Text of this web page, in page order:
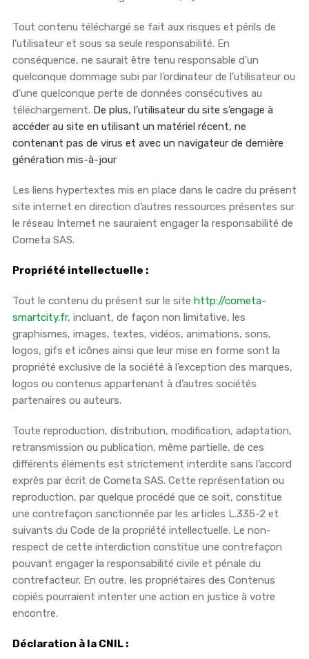
Tout contenu téléchargé se fait aux risques et périls de
l’utilisateur et sous sa seule responsabilité. En
conséquence, ne saurait être tenu responsable d’un
quelconque dommage subi par l’ordinateur de l’utilisateur ou
d’une quelconque perte de données consécutives au
téléchargement. De plus, l’utilisateur du site s’engage à
accéder au site en utilisant un matériel récent, ne
contenant pas de virus et avec un navigateur de dernière
génération mis-à-jour
Les liens hypertextes mis en place dans le cadre du présent
site internet en direction d’autres ressources présentes sur
le réseau Internet ne sauraient engager la responsabilité de
Cometa SAS.
Propriété intellectuelle :
Tout le contenu du présent sur le site http://cometa-
smartcity.fr, incluant, de façon non limitative, les
graphismes, images, textes, vidéos, animations, sons,
logos, gifs et icônes ainsi que leur mise en forme sont la
propriété exclusive de la société à l’exception des marques,
logos ou contenus appartenant à d’autres sociétés
partenaires ou auteurs.
Toute reproduction, distribution, modification, adaptation,
retransmission ou publication, même partielle, de ces
différents éléments est strictement interdite sans l’accord
exprès par écrit de Cometa SAS. Cette représentation ou
reproduction, par quelque procédé que ce soit, constitue
une contrefaçon sanctionnée par les articles L.335-2 et
suivants du Code de la propriété intellectuelle. Le non-
respect de cette interdiction constitue une contrefaçon
pouvant engager la responsabilité civile et pénale du
contrefacteur. En outre, les propriétaires des Contenus
copiés pourraient intenter une action en justice à votre
encontre.
Déclaration à la CNIL :